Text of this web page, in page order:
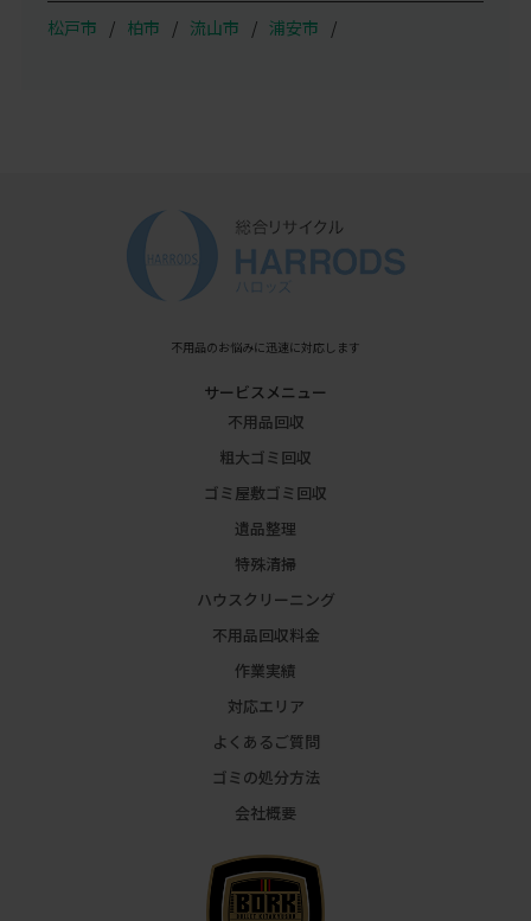
松戸市 柏市 流山市 浦安市
不用品のお悩みに迅速に対応します
サービスメニュー
不用品回収
粗大ゴミ回収
ゴミ屋敷ゴミ回収
遺品整理
特殊清掃
ハウスクリーニング
不用品回収料金
作業実績
対応エリア
よくあるご質問
ゴミの処分方法
会社概要